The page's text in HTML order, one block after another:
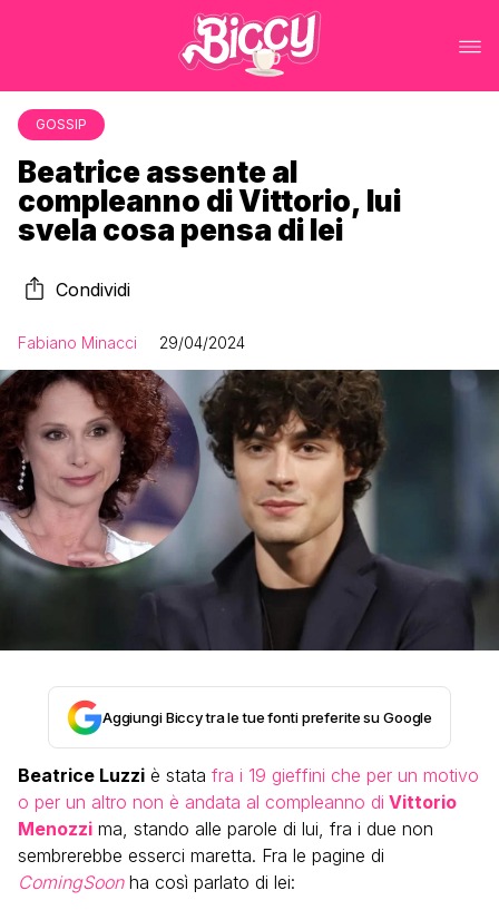
GOSSIP
Beatrice assente al
compleanno di Vittorio, lui
svela cosa pensa di lei
Condividi
Fabiano Minacci 29/04/2024
Aggiungi Biccy tra le tue fonti preferite su Google
Beatrice Luzzi è stata fra i 19 gieffini che per un motivo
o per un altro non è andata al compleanno di Vittorio
Menozzi ma, stando alle parole di lui, fra i due non
sembrerebbe esserci maretta. Fra le pagine di
ComingSoonha così parlato di lei: